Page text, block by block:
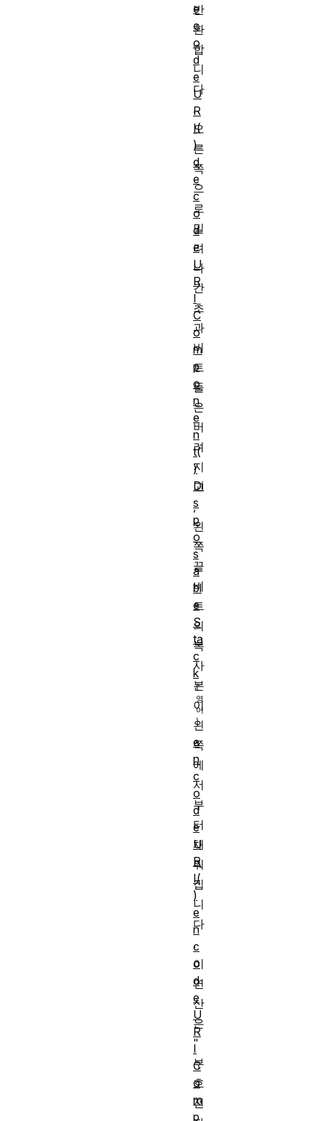
반
환
합
니
다
.
오
른
쪽
으
로
밀
려
나
간
초
과
비
트
들
은
버
려
지
고
,
왼
쪽
끝
비
트
의
복
사
본
이
왼
쪽
에
서
부
터
채
워
집
니
다
.
이
연
산
은
"
부
호
전
e
c
o
d
e
U
R
I(
)
d
e
c
o
d
e
U
R
I
C
o
m
p
o
n
e
n
t(
)
Di
s
p
o
s
a
bl
e
S
ta
c
k
e
n
c
o
d
e
U
R
I(
)
e
n
c
o
d
e
U
R
I
C
o
m
p